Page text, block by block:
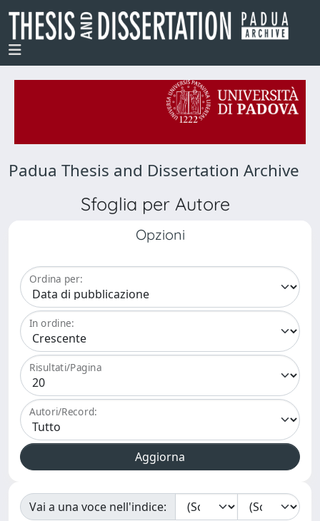
Padua Thesis and Dissertation Archive
Sfoglia per Autore
Opzioni
Ordina per:
In ordine:
Risultati/Pagina
Autori/Record:
Vai a una voce nell'indice: